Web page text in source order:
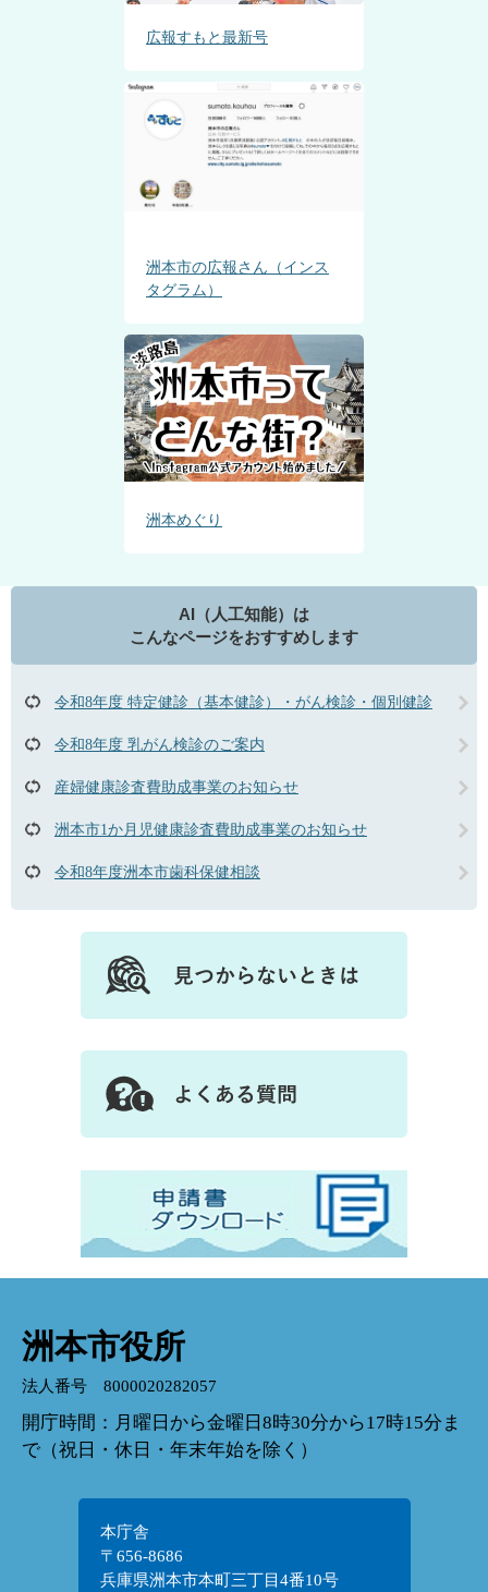
広報すもと最新号
洲本市の広報さん（インス
タグラム）
洲本めぐり
AI（人工知能）は
こんなページをおすすめします
令和8年度 特定健診（基本健診）・がん検診・個別健診
令和8年度 乳がん検診のご案内
産婦健康診査費助成事業のお知らせ
洲本市1か月児健康診査費助成事業のお知らせ
令和8年度洲本市歯科保健相談
洲本市役所
法人番号 8000020282057
開庁時間：月曜日から金曜日8時30分から17時15分ま
で（祝日・休日・年末年始を除く）
本庁舎
〒656-8686
兵庫県洲本市本町三丁目4番10号